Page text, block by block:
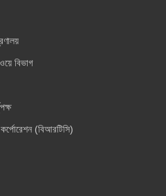
বিভাগ
কর্পোরেশন (বিআরটিসি)